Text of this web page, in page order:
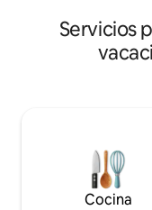
amplios jardines y
oculta a la vista.
nuestros 500 pies
bienvenidos!
Servicios
Cocina